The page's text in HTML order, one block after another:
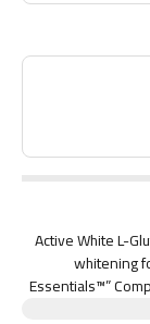
Active White L-
whitening
Essentials™”
Essentials